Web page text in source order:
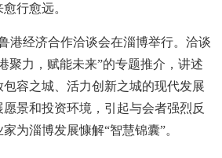
行愈远。
经济合作洽谈会在淄博举行。洽谈
聚力，赋能未来”的专题推介，讲述
容之城、活力创新之城的现代发展
景和投资环境，引起与会者强烈反
为淄博发展慷解“智慧锦囊”。